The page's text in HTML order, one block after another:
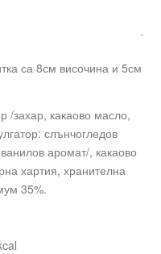
са 8см височина и 5см
/захар, какаово масло,
слънчогледов
аромат/, какаово
хартия, хранителна
35%.